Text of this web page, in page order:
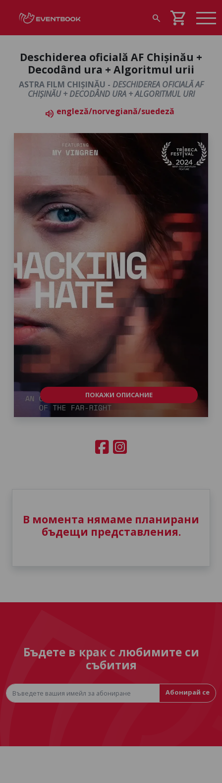
search shopping_cart
Deschiderea oficială AF Chișinău +
Decodând ura + Algoritmul urii
ASTRA FILM CHIȘINĂU - DESCHIDEREA OFICIALĂ AF
CHIȘINĂU + DECODÂND URA + ALGORITMUL URI
volume_up engleză/norvegiană/suedeză
ПОКАЖИ ОПИСАНИЕ
В момента нямаме планирани
бъдещи представления.
Бъдете в крак с любимите си
събития
Абонирай се